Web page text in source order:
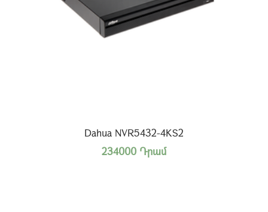
Dahua NVR5432-4KS2
234000 Դրամ